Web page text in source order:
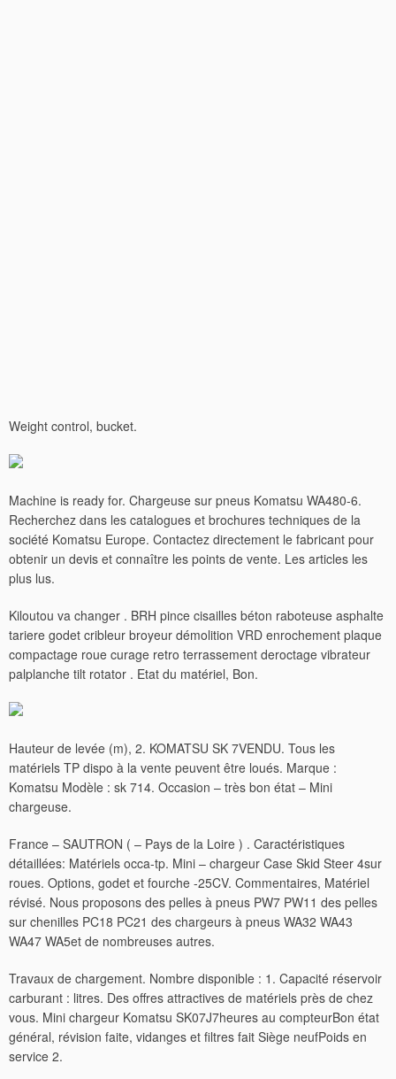
Weight control, bucket.
Machine is ready for. Chargeuse sur pneus Komatsu WA480-6.
Recherchez dans les catalogues et brochures techniques de la
société Komatsu Europe. Contactez directement le fabricant pour
obtenir un devis et connaître les points de vente. Les articles les
plus lus.
Kiloutou va changer . BRH pince cisailles béton raboteuse asphalte
tariere godet cribleur broyeur démolition VRD enrochement plaque
compactage roue curage retro terrassement deroctage vibrateur
palplanche tilt rotator . Etat du matériel, Bon.
Hauteur de levée (m), 2. KOMATSU SK 7VENDU. Tous les
matériels TP dispo à la vente peuvent être loués. Marque :
Komatsu Modèle : sk 714. Occasion – très bon état – Mini
chargeuse.
France – SAUTRON ( – Pays de la Loire ) . Caractéristiques
détaillées: Matériels occa-tp. Mini – chargeur Case Skid Steer 4sur
roues. Options, godet et fourche -25CV. Commentaires, Matériel
révisé. Nous proposons des pelles à pneus PW7 PW11 des pelles
sur chenilles PC18 PC21 des chargeurs à pneus WA32 WA43
WA47 WA5et de nombreuses autres.
Travaux de chargement. Nombre disponible : 1. Capacité réservoir
carburant : litres. Des offres attractives de matériels près de chez
vous. Mini chargeur Komatsu SK07J7heures au compteurBon état
général, révision faite, vidanges et filtres fait Siège neufPoids en
service 2.